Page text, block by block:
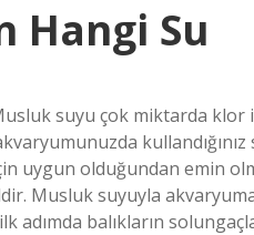
Hangi Su
suyu çok miktarda klor
için uygun olduğundan emin
Musluk suyuyla
adımda balıkların